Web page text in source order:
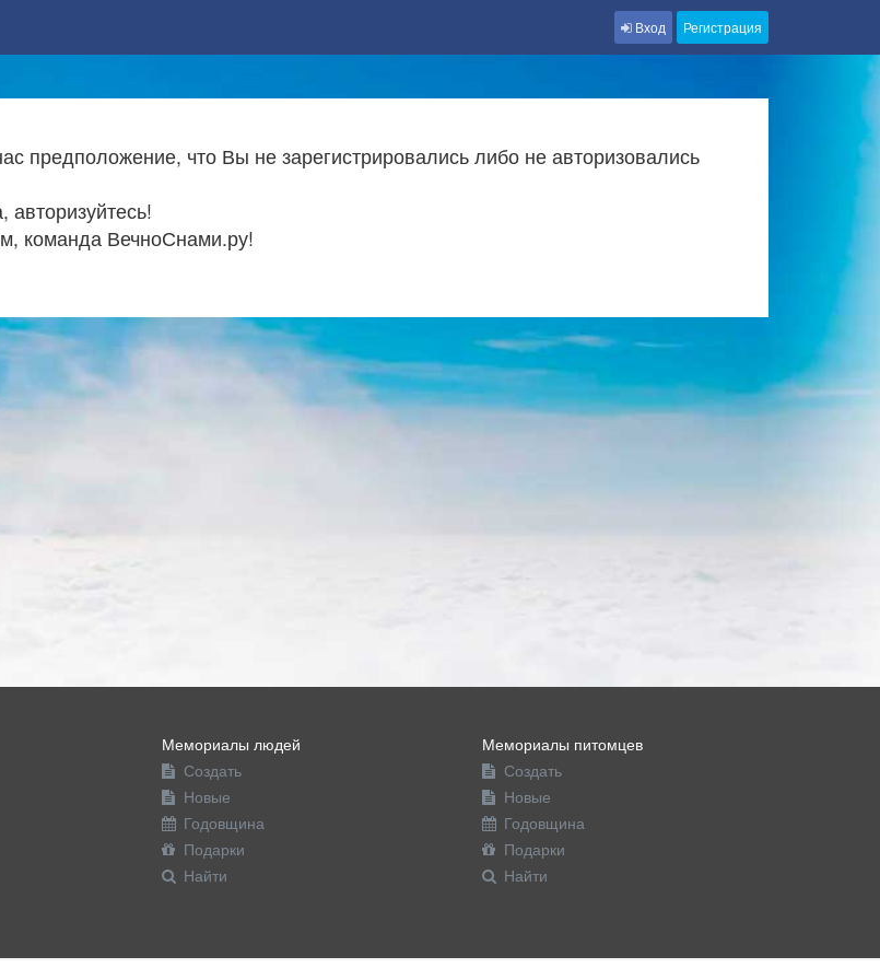
Вход Регистрация
предположение, что Вы не зарегистрировались либо не авторизовались
авторизуйтесь!
команда ВечноСнами.ру!
Мемориалы людей
Создать
Новые
Годовщина
Подарки
Найти
Мемориалы питомцев
Создать
Новые
Годовщина
Подарки
Найти